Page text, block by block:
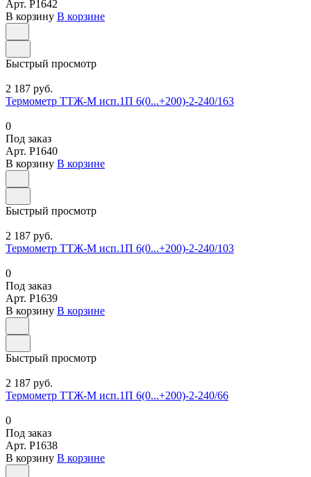
Арт. P1642
В корзину В корзине
Быстрый просмотр
2 187 руб.
Термометр ТТЖ-М исп.1П 6(0...+200)-2-240/163
0
Под заказ
Арт. P1640
В корзину В корзине
Быстрый просмотр
2 187 руб.
Термометр ТТЖ-М исп.1П 6(0...+200)-2-240/103
0
Под заказ
Арт. P1639
В корзину В корзине
Быстрый просмотр
2 187 руб.
Термометр ТТЖ-М исп.1П 6(0...+200)-2-240/66
0
Под заказ
Арт. P1638
В корзину В корзине